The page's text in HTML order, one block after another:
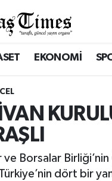
EKONOMİ
Borsalar
dört bir
Durumu ve Fikstür